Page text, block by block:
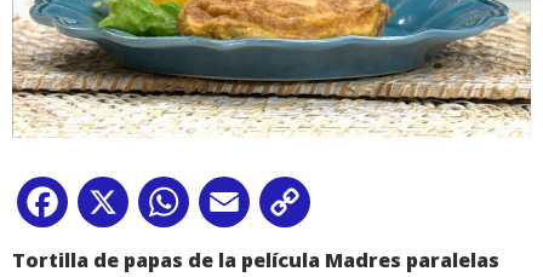
Facebook
X WhatsApp
Email
Link
Tortilla de papas de la película Madres paralelas